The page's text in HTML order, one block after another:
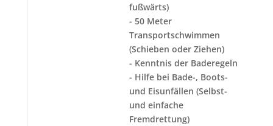
fußwärts)
- 50 Meter
Transportschwimmen
(Schieben oder Ziehen)
- Kenntnis der Baderegeln
- Hilfe bei Bade-, Boots-
und Eisunfällen (Selbst-
und einfache
Fremdrettung)